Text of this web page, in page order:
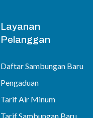
Layanan
Pelanggan
Daftar Sambungan Baru
Pengaduan
Tarif Air Minum
Tarif Sambungan Baru